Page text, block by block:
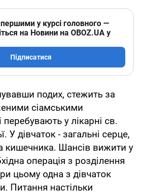
у курсі головного —
на Новини на OBOZ.UA у
Підписатися
подих, стежить за
сіамськими
у лікарні св.
У дівчаток - загальні серце,
кишечника. Шансів вижити у
операція з розділення
цьому одна з дівчаток
Питання настільки